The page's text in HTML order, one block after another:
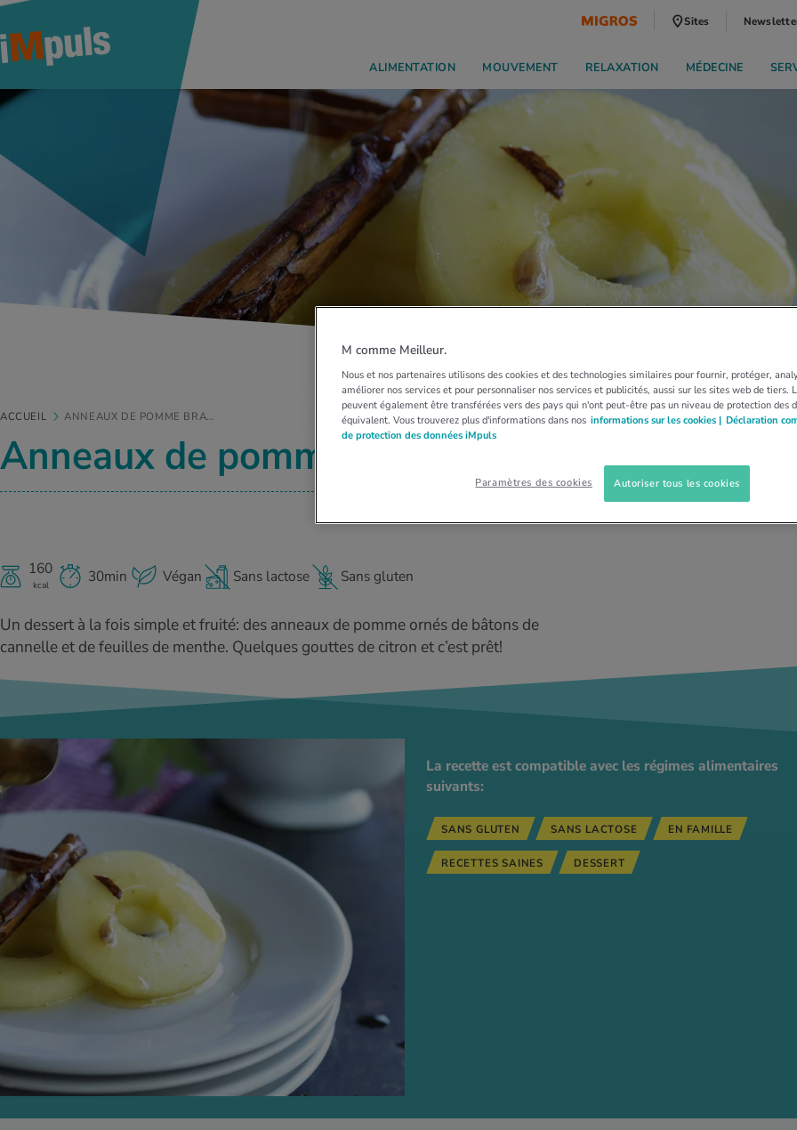
Sites
ALIMENTATION MOUVEMENT RELAXATION MÉDECINE
ACCUEIL ANNEAUX DE POMME BRA…
Anneaux de pomme braisés
160
kcal 30min Végan Sans lactose Sans gluten
Un dessert à la fois simple et fruité: des anneaux de pomme ornés de bâtons de
cannelle et de feuilles de menthe. Quelques gouttes de citron et c’est prêt!
La recette est compatible avec les régimes alimentaires
suivants:
SANS GLUTEN SANS LACTOSE EN FAMILLE
RECETTES SAINES DESSERT
M comme Meilleur.
Nous et nos partenaires utilisons des cookies et des technologies similaires pour fournir, protéger,
améliorer nos services et pour personnaliser nos services et publicités, aussi sur les sites web de tiers.
peuvent également être transférées vers des pays qui n'ont peut-être pas un niveau de protection des
équivalent. Vous trouverez plus d'informations dans nos informations sur les cookies | Déclaration
de protection des données iMpuls
Paramètres des cookies Autoriser tous les cookies